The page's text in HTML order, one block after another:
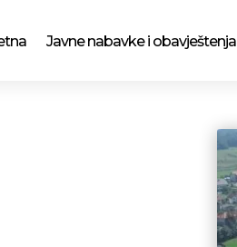
Javne nabavke i obavještenja